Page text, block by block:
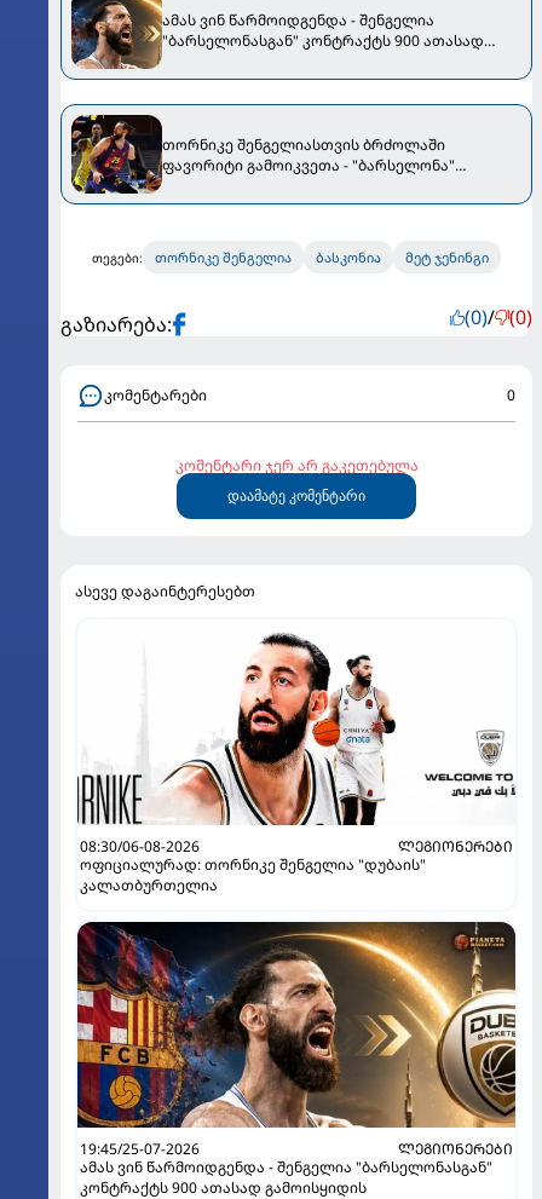
ამას ვინ წარმოიდგენდა - შენგელია
"ბარსელონასგან" კონტრაქტს 900 ათასად
თორნიკე შენგელიასთვის ბრძოლაში
ფავორიტი გამოიკვეთა - "ბარსელონა"
თეგები: თორნიკე შენგელია ბასკონია მეტ ჯენინგი
გაზიარება: (0)/ (0)
კომენტარები 0
კომენტარი ჯერ არ გაკეთებულა
დაამატე კომენტარი
ასევე დაგაინტერესებთ
08:30/06-08-2026
ᲚᲔᲒᲘᲝᲜᲔᲠᲔᲑᲘ
ოფიციალურად: თორნიკე შენგელია "დუბაის"
კალათბურთელია
19:45/25-07-2026
ᲚᲔᲒᲘᲝᲜᲔᲠᲔᲑᲘ
ამას ვინ წარმოიდგენდა - შენგელია "ბარსელონასგან"
კონტრაქტს 900 ათასად გამოისყიდის